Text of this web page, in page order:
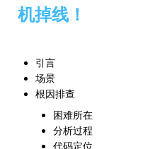
机掉线！
引言
场景
根因排查
困难所在
分析过程
代码定位